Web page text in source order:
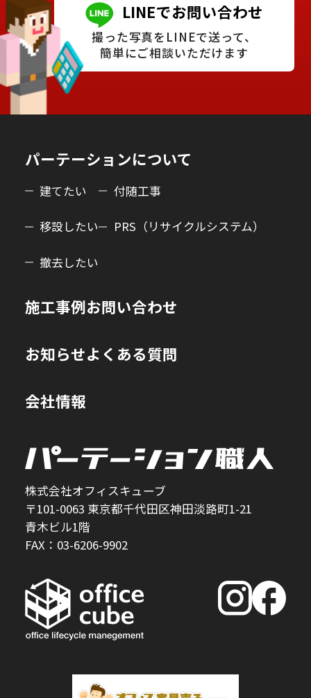
LINEでお問い合わせ
撮った写真をLINEで送って、
簡単にご相談いただけます
パーテーションについて
建てたい
移設したい
撤去したい
付随工事
PRS（リサイクルシステム）
施工事例
お知らせ
会社情報
お問い合わせ
よくある質問
株式会社オフィスキューブ
〒101-0063 東京都千代田区神田淡路町1-21
青木ビル1階
FAX：03-6206-9902